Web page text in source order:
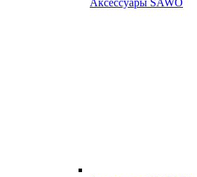
Аксессуары SAWO